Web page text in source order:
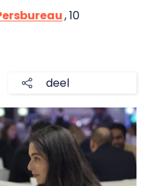
, 10
deel